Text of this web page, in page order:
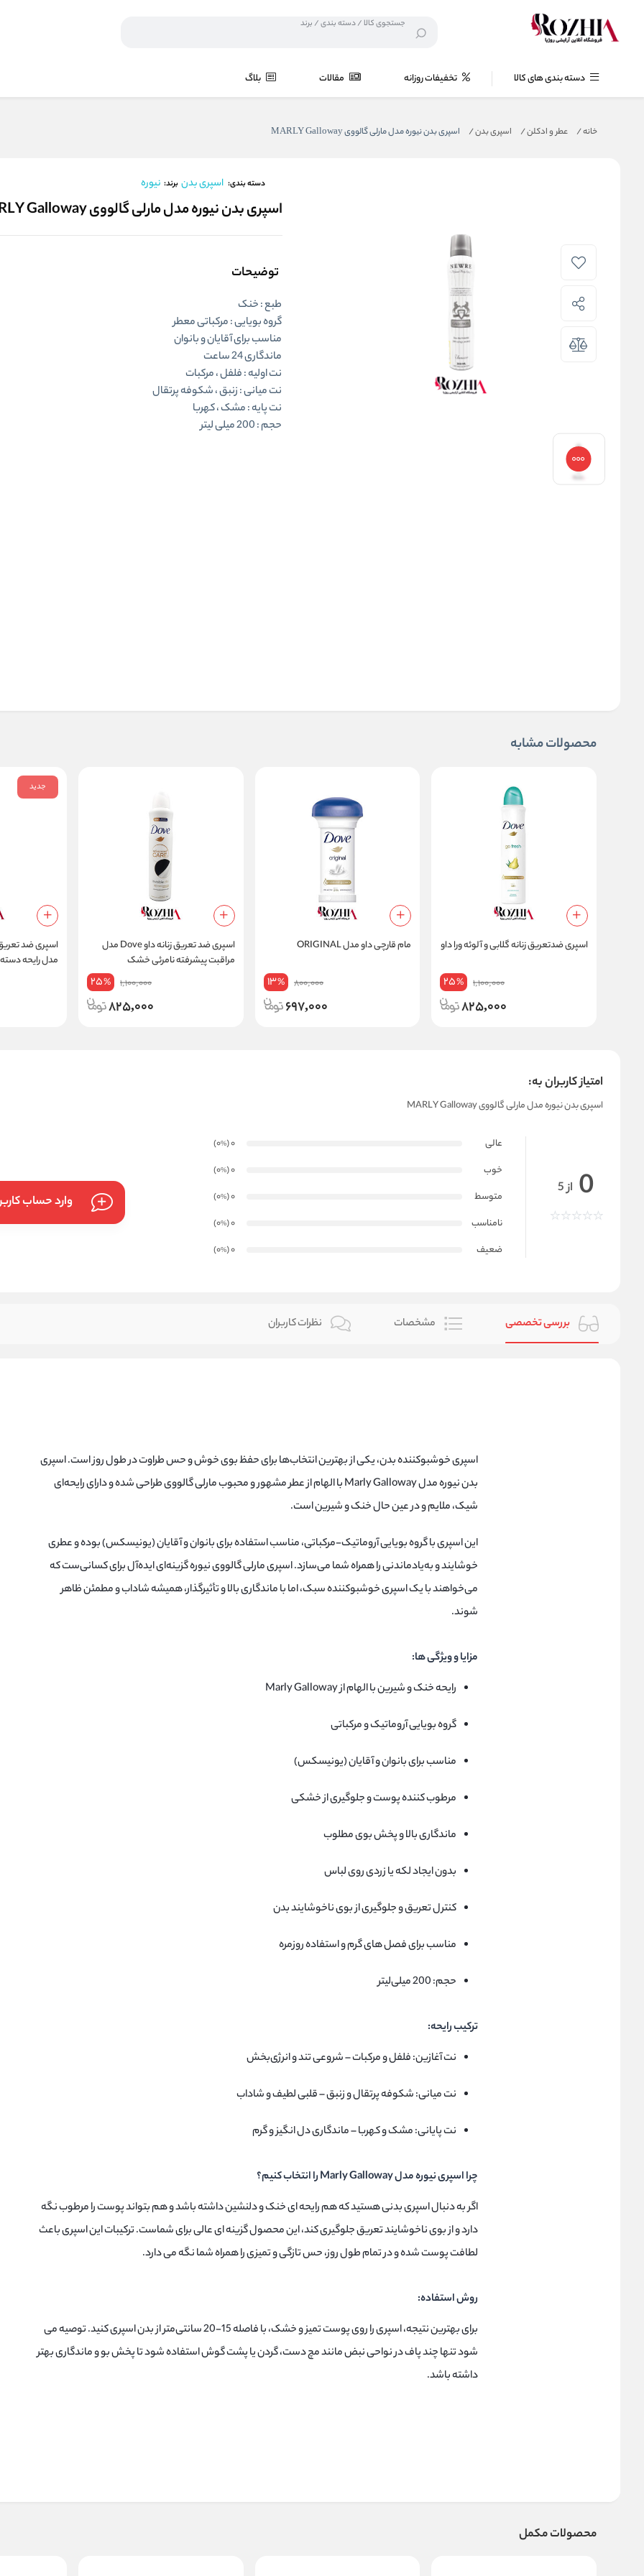
دسته بندی های کالا تخفیفات روزانه مقالات بلاگ
خانه/ عطر و ادکلن/ اسپری بدن/ اسپری بدن نیوره مدل مارلی گالووی MARLY Galloway
دسته بندی: اسپری بدن برند: نیوره
اسپری بدن نیوره مدل مارلی گالووی MARLY Galloway
توضیحات
طبع : خنک
گروه بویایی : مرکباتی معطر
مناسب برای آقایان و بانوان
ماندگاری 24 ساعت
نت اولیه : فلفل ، مرکبات
نت میانی : زنبق ، شکوفه پرتقال
نت پایه : مشک ، کهربا
حجم : 200 میلی لیتر
محصولات مشابه
اسپری ضدتعریق زنانه گلابی و آلوئه ورا داو
1,100,000
25%
825,000
مام قارچی داو مدل ORIGINAL
800,000
13%
697,000
اسپری ضد تعریق زنانه داو Dove مدل
مراقبت پیشرفته نامرئی خشک
Advanced Care Invisible Dry حجم
1,100,000
25%
825,000
جدید
امتیاز کاربران به:
اسپری بدن نیوره مدل مارلی گالووی MARLY Galloway
0 از 5
عالی 0
(0
%
)
خوب
0
(0
%
)
متوسط
0
(0
%
)
نامناسب
0
(0
%
)
ضعیف
0
(0
%
)
وارد حساب
بررسی تخصصی مشخصات نظرات کاربران
اسپری خوشبوکننده بدن، یکی از بهترین انتخاب‌ها برای حفظ بوی خوش و حس طراوت در طول روز است. اسپری
بدن نیوره مدل Marly Galloway با الهام از عطر مشهور و محبوب مارلی گالووی طراحی شده و دارای رایحه‌ای
شیک، ملایم و در عین حال خنک و شیرین است.
این اسپری با گروه بویایی آروماتیک-مرکباتی، مناسب استفاده برای بانوان و آقایان (یونیسکس) بوده و عطری
خوشایند و به‌یادماندنی را همراه شما می‌سازد. اسپری مارلی گالووی نیوره گزینه‌ای ایده‌آل برای کسانی‌ست که
می‌خواهند با یک اسپری خوشبوکننده سبک، اما با ماندگاری بالا و تأثیرگذار، همیشه شاداب و مطمئن ظاهر
شوند.
مزایا و ویژگی‌ ها:
رایحه خنک و شیرین با الهام از Marly Galloway
گروه بویایی آروماتیک و مرکباتی
مناسب برای بانوان و آقایان (یونیسکس)
مرطوب‌ کننده پوست و جلوگیری از خشکی
ماندگاری بالا و پخش بوی مطلوب
بدون ایجاد لکه یا زردی روی لباس
کنترل تعریق و جلوگیری از بوی ناخوشایند بدن
مناسب برای فصل‌ های گرم و استفاده روزمره
حجم: 200 میلی‌لیتر
ترکیب رایحه:
نت آغازین: فلفل و مرکبات – شروعی تند و انرژی‌بخش
نت میانی: شکوفه پرتقال و زنبق – قلبی لطیف و شاداب
نت پایانی: مشک و کهربا – ماندگاری دل‌ انگیز و گرم
چرا اسپری نیوره مدل Marly Galloway را انتخاب کنیم؟
اگر به دنبال اسپری بدنی هستید که هم رایحه‌ ای خنک و دلنشین داشته باشد و هم بتواند پوست را مرطوب نگه
دارد و از بوی ناخوشایند تعریق جلوگیری کند، این محصول گزینه‌ ای عالی برای شماست. ترکیبات این اسپری باعث
لطافت پوست شده و در تمام طول روز، حس تازگی و تمیزی را همراه شما نگه می‌ دارد.
روش استفاده:
برای بهترین نتیجه، اسپری را روی پوست تمیز و خشک، با فاصله 15-20 سانتی‌متر از بدن اسپری کنید. توصیه می‌
شود تنها چند پاف در نواحی نبض مانند مچ دست، گردن یا پشت گوش استفاده شود تا پخش بو و ماندگاری بهتر
داشته باشد.
محصولات مکمل